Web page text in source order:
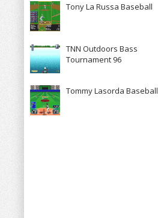
Tony La Russa Baseball
TNN Outdoors Bass
Tournament 96
Tommy Lasorda Baseball